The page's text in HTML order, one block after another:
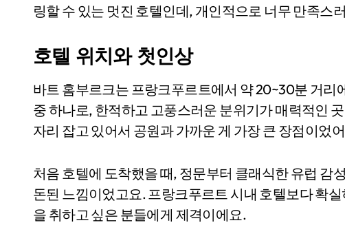
링할 수 있는 멋진 호텔인데, 개인적으로 너무 만족스
호텔 위치와 첫인상
바트 홈부르크는 프랑크푸르트에서 약 20~30분 거리
중 하나로, 한적하고 고풍스러운 분위기가 매력적인
자리 잡고 있어서 공원과 가까운 게 가장 큰 장점이었
처음 호텔에 도착했을 때, 정문부터 클래식한 유럽 감
돈된 느낌이었고요. 프랑크푸르트 시내 호텔보다 확
을 취하고 싶은 분들에게 제격이에요.